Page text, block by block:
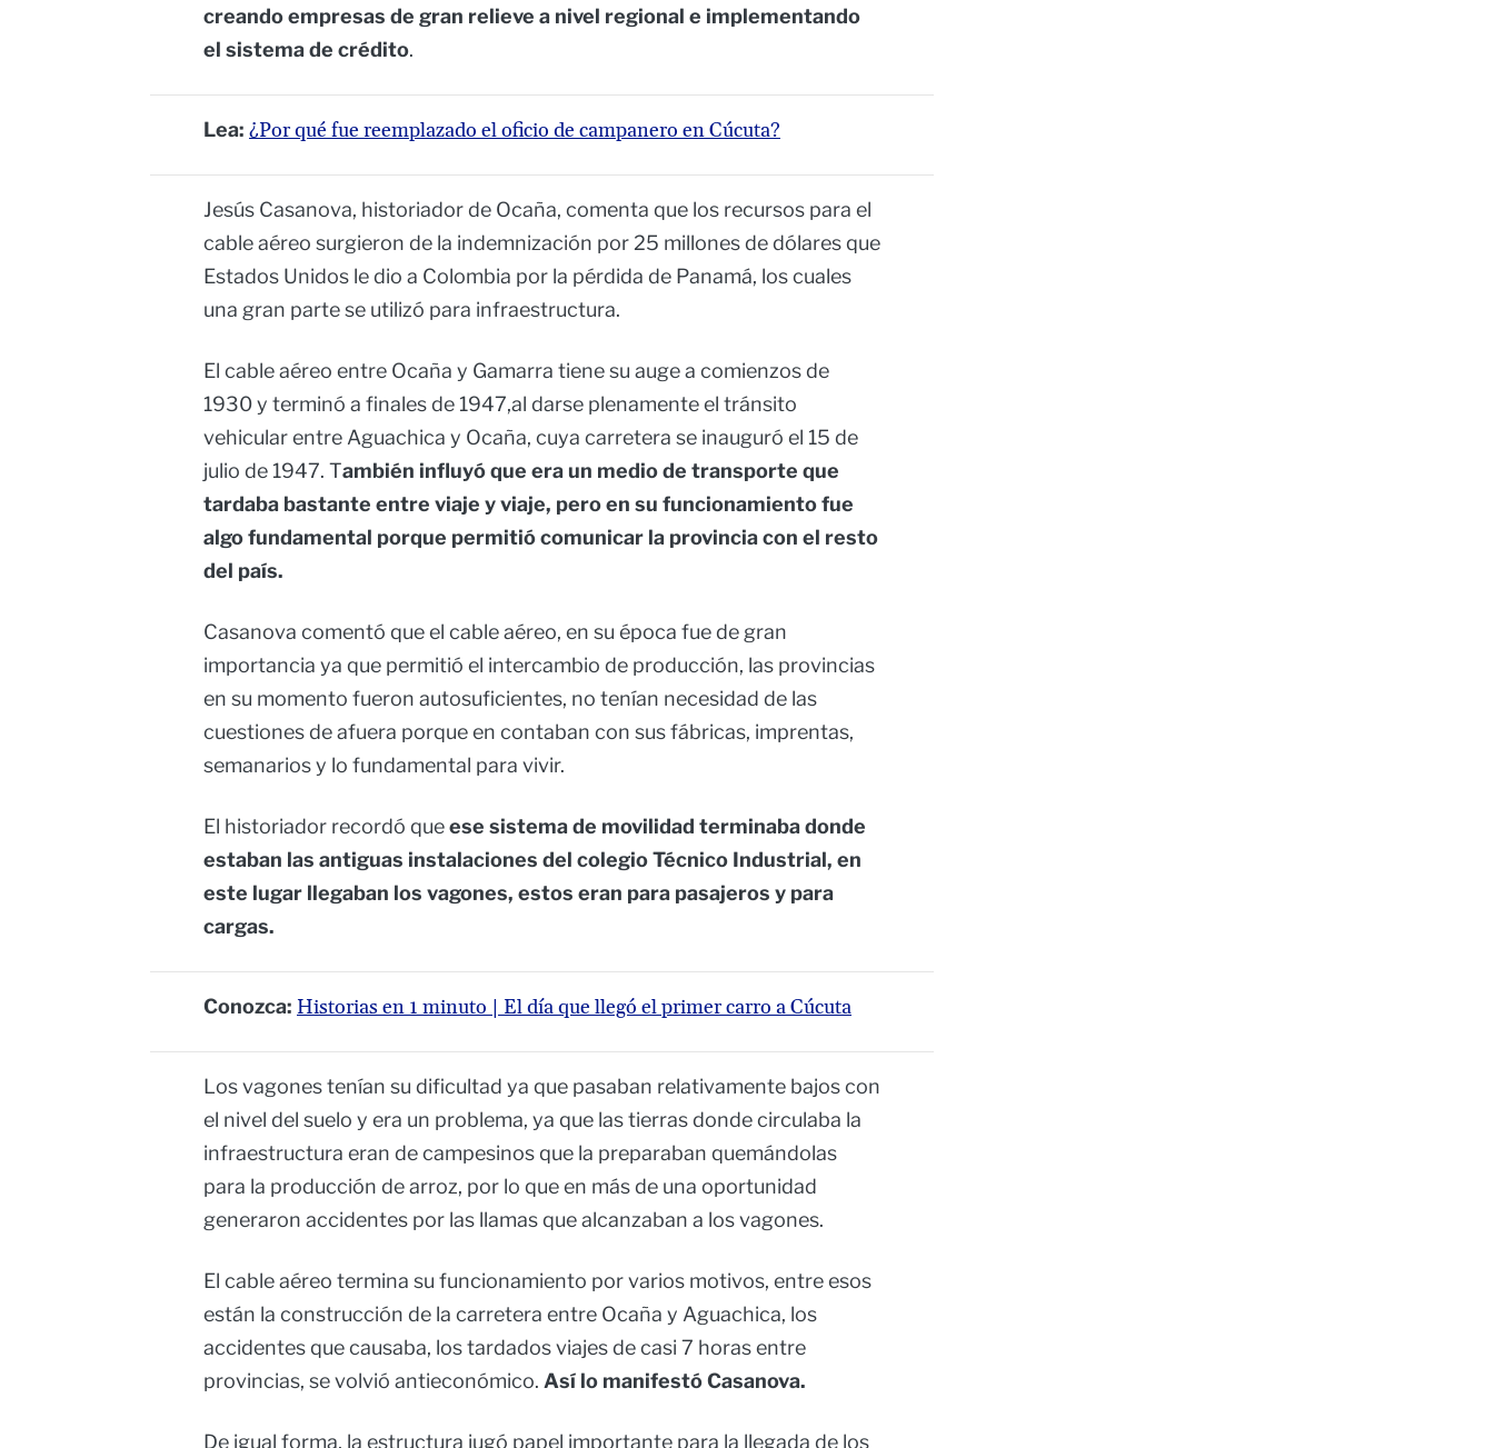
creando empresas de gran relieve a nivel regional e implementando
el sistema de crédito.
Lea: ¿Por qué fue reemplazado el oficio de campanero en Cúcuta?
Jesús Casanova, historiador de Ocaña, comenta que los recursos para el
cable aéreo surgieron de la indemnización por 25 millones de dólares que
Estados Unidos le dio a Colombia por la pérdida de Panamá, los cuales
una gran parte se utilizó para infraestructura.
El cable aéreo entre Ocaña y Gamarra tiene su auge a comienzos de
1930 y terminó a finales de 1947,al darse plenamente el tránsito
vehicular entre Aguachica y Ocaña, cuya carretera se inauguró el 15 de
julio de 1947. También influyó que era un medio de transporte que
tardaba bastante entre viaje y viaje, pero en su funcionamiento fue
algo fundamental porque permitió comunicar la provincia con el resto
del país.
Casanova comentó que el cable aéreo, en su época fue de gran
importancia ya que permitió el intercambio de producción, las provincias
en su momento fueron autosuficientes, no tenían necesidad de las
cuestiones de afuera porque en contaban con sus fábricas, imprentas,
semanarios y lo fundamental para vivir.
El historiador recordó queese sistema de movilidad terminaba donde
estaban las antiguas instalaciones del colegio Técnico Industrial, en
este lugar llegaban los vagones, estos eran para pasajeros y para
cargas.
Conozca: Historias en 1 minuto | El día que llegó el primer carro a Cúcuta
Los vagones tenían su dificultad ya que pasaban relativamente bajos con
el nivel del suelo y era un problema, ya que las tierras donde circulaba la
infraestructura eran de campesinos que la preparaban quemándolas
para la producción de arroz, por lo que en más de una oportunidad
generaron accidentes por las llamas que alcanzaban a los vagones.
El cable aéreo termina su funcionamiento por varios motivos, entre esos
están la construcción de la carretera entre Ocaña y Aguachica, los
accidentes que causaba, los tardados viajes de casi 7 horas entre
provincias, se volvió antieconómico. Así lo manifestó Casanova.
De igual forma, la estructura jugó papel importante para la llegada de los